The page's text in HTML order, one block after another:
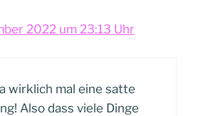
2022 um 23:13 Uhr
wirklich mal eine satte
Also dass viele Dinge